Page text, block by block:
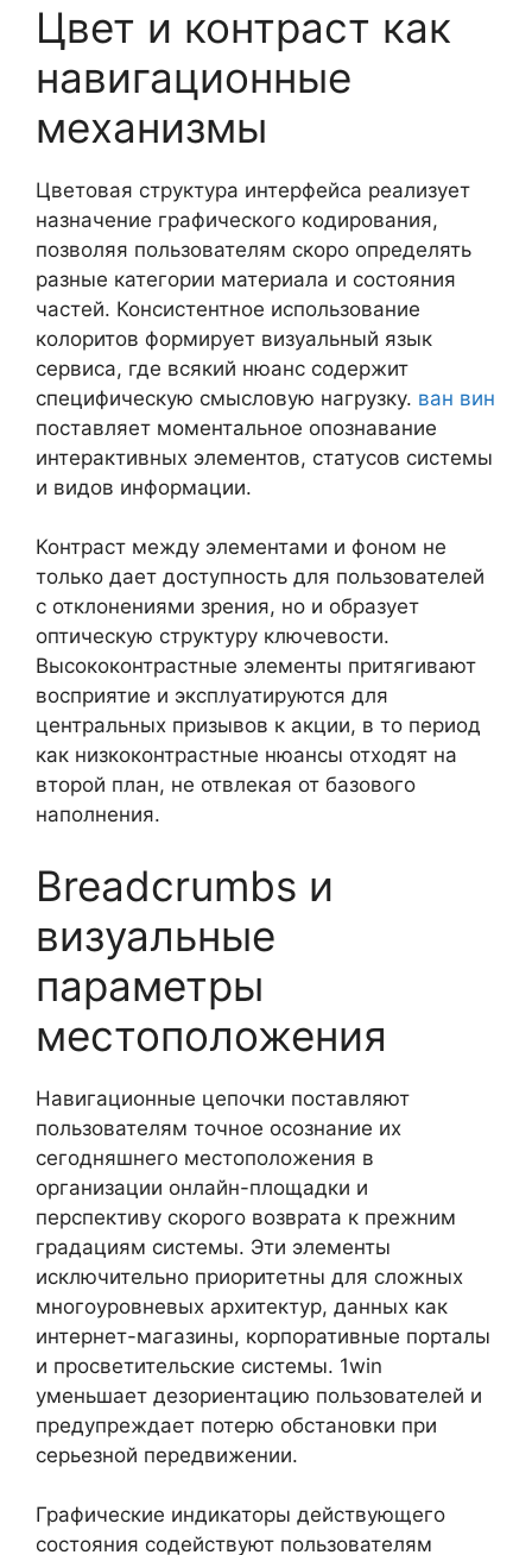
Цвет и контраст как
навигационные
механизмы
Цветовая структура интерфейса реализует
назначение графического кодирования,
позволяя пользователям скоро определять
разные категории материала и состояния
частей. Консистентное использование
колоритов формирует визуальный язык
сервиса, где всякий нюанс содержит
специфическую смысловую нагрузку. ван вин
поставляет моментальное опознавание
интерактивных элементов, статусов системы
и видов информации.
Контраст между элементами и фоном не
только дает доступность для пользователей
с отклонениями зрения, но и образует
оптическую структуру ключевости.
Высококонтрастные элементы притягивают
восприятие и эксплуатируются для
центральных призывов к акции, в то период
как низкоконтрастные нюансы отходят на
второй план, не отвлекая от базового
наполнения.
Breadcrumbs и
визуальные
параметры
местоположения
Навигационные цепочки поставляют
пользователям точное осознание их
сегодняшнего местоположения в
организации онлайн-площадки и
перспективу скорого возврата к прежним
градациям системы. Эти элементы
исключительно приоритетны для сложных
многоуровневых архитектур, данных как
интернет-магазины, корпоративные порталы
и просветительские системы. 1win
уменьшает дезориентацию пользователей и
предупреждает потерю обстановки при
серьезной передвижении.
Графические индикаторы действующего
состояния содействуют пользователям